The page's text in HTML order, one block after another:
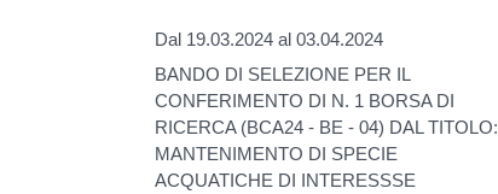
Dal 19.03.2024 al 03.04.2024
BANDO DI SELEZIONE PER IL
CONFERIMENTO DI N. 1 BORSA DI
RICERCA (BCA24 - BE - 04) DAL TITOLO:
MANTENIMENTO DI SPECIE
ACQUATICHE DI INTERESSSE